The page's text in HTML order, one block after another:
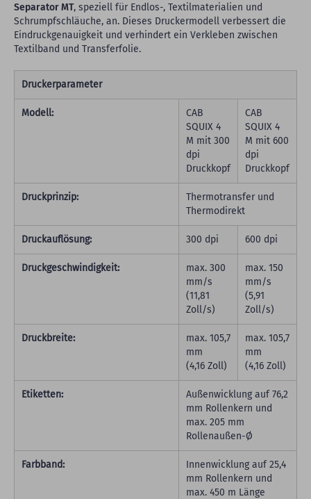
Separator MT, speziell für Endlos-, Textilmaterialien und
Schrumpfschläuche, an. Dieses Druckermodell verbessert die
Eindruckgenauigkeit und verhindert ein Verkleben zwischen
Textilband und Transferfolie.
Druckerparameter
Modell:
CAB
SQUIX 4
M mit 300
dpi
Druckkopf
CAB
SQUIX 4
M mit 600
dpi
Druckkopf
Druckprinzip:
Thermotransfer und
Thermodirekt
Druckauflösung: 300 dpi 600 dpi
Druckgeschwindigkeit:
max. 300
mm/s
(11,81
Zoll/s)
max. 150
mm/s
(5,91
Zoll/s)
Druckbreite:
max. 105,7
mm
(4,16 Zoll)
max. 105,7
mm
(4,16 Zoll)
Etiketten:
Außenwicklung auf 76,2
mm Rollenkern und
max. 205 mm
Rollenaußen-Ø
Farbband:
Innenwicklung auf 25,4
mm Rollenkern und
max. 450 m Länge